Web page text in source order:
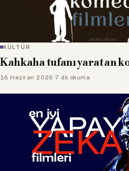
KÜLTÜR
Kahkaha tufanı yaratan
16 Haziran 2026 ·7 dk okuma